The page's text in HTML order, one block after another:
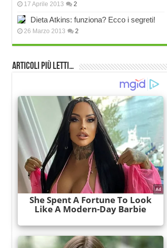
17 Aprile 2013 2
Dieta Atkins: funziona? Ecco i segreti!
26 Marzo 2013 2
Articoli più Letti…